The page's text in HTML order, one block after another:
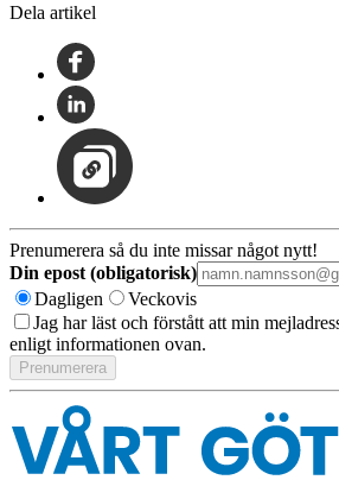
Dela artikel
Prenumerera så du inte missar något nytt!
Din epost (obligatorisk)
Dagligen
Veckovis
Jag har läst och förstått att min
enligt informationen ovan.